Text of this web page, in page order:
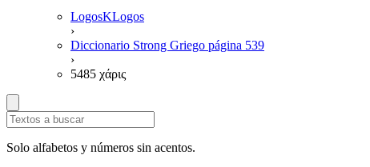
LogosKLogos
›
Diccionario Strong Griego página 539
›
5485 χάρις
Solo alfabetos y números sin acentos.